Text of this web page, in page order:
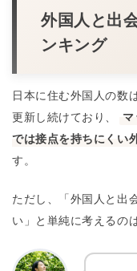
クスタンド
外国人と出
ンキング
日本に住む外国人の数
更新し続けており、
では接点を持ちにくい
す。
ただし、「外国人と出
い」と単純に考えるの